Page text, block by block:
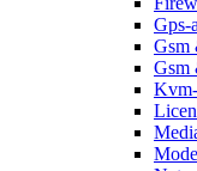
Gps-
Gsm
Gsm